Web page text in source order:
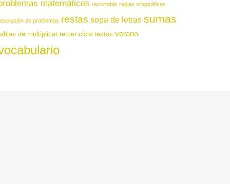
matemáticos recortable reglas ortográficas
de problemas restas sopa de letras sumas
de multiplicar tercer ciclo textos verano